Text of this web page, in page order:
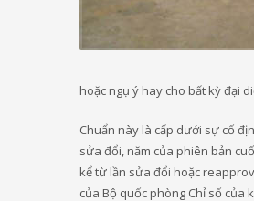
hoặc ngụ ý hay cho bất kỳ đại
Chuẩn này là cấp dưới sự cố
sửa đổi, năm của phiên bản
kể từ lần sửa đổi hoặc
của Bộ quốc phòng Chỉ số của